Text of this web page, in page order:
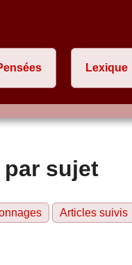
Lexique
sujet
Articles suivis